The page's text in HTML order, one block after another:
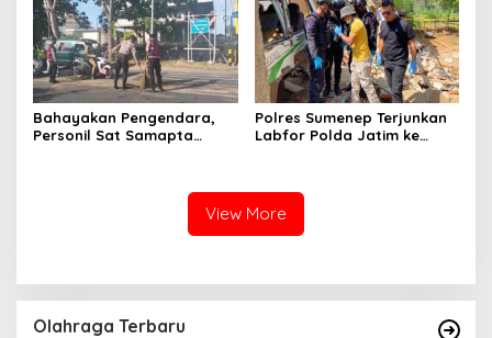
Bahayakan Pengendara,
Personil Sat Samapta
Polres Sumenep Terjunkan
Labfor Polda Jatim ke
View More
Olahraga Terbaru